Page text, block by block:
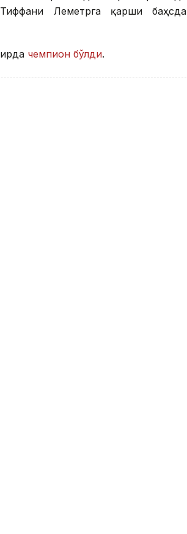
Леметрга қарши баҳсда
чемпион бўлди.